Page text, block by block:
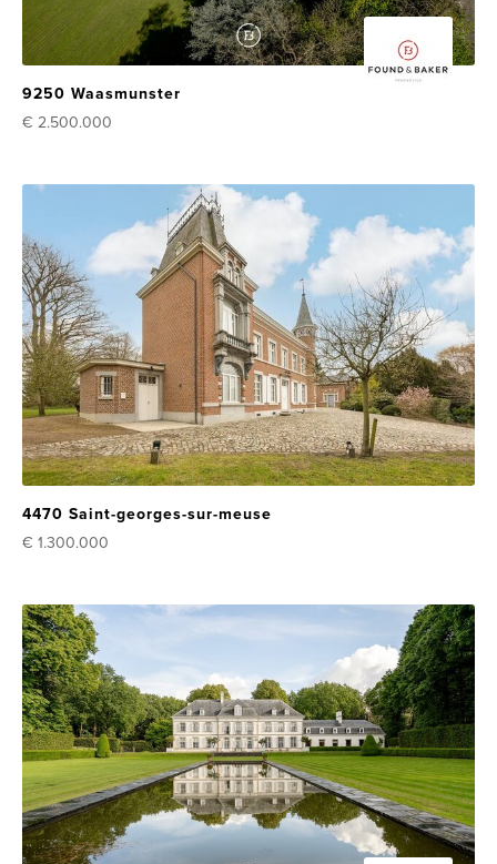
9250 Waasmunster
€ 2.500.000
4470 Saint-georges-sur-meuse
€ 1.300.000